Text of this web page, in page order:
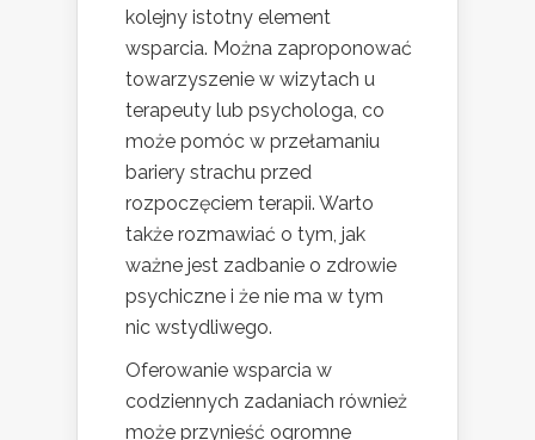
kolejny istotny element
wsparcia. Można zaproponować
towarzyszenie w wizytach u
terapeuty lub psychologa, co
może pomóc w przełamaniu
bariery strachu przed
rozpoczęciem terapii. Warto
także rozmawiać o tym, jak
ważne jest zadbanie o zdrowie
psychiczne i że nie ma w tym
nic wstydliwego.
Oferowanie wsparcia w
codziennych zadaniach również
może przynieść ogromne